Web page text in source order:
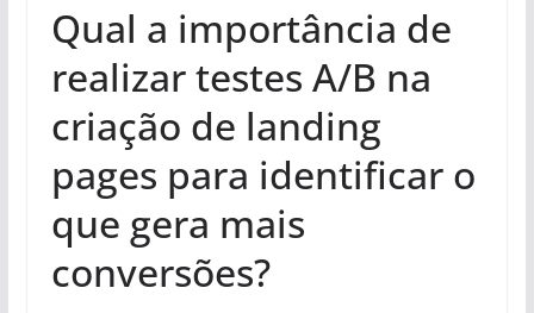
Qual a importância de
realizar testes A/B na
criação de landing
pages para identificar o
que gera mais
conversões?